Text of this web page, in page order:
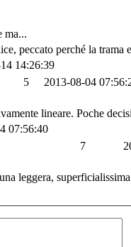
ma...
peccato perché la
14:26:39
5
2013-08-04
lineare. Poche
07:56:40
7
leggera,